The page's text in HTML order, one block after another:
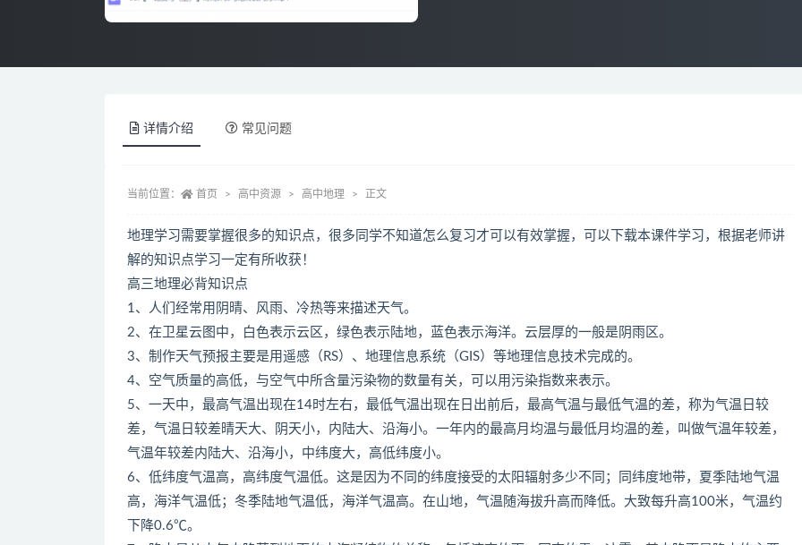
详情介绍 常见问题
当前位置： 首页 高中资源 高中地理 正文
地理学习需要掌握很多的知识点，很多同学不知道怎么复习才可以有效掌握，可以下载本课件学习，根据老师讲
解的知识点学习一定有所收获！
高三地理必背知识点
1、人们经常用阴晴、风雨、冷热等来描述天气。
2、在卫星云图中，白色表示云区，绿色表示陆地，蓝色表示海洋。云层厚的一般是阴雨区。
3、制作天气预报主要是用遥感（RS）、地理信息系统（GIS）等地理信息技术完成的。
4、空气质量的高低，与空气中所含量污染物的数量有关，可以用污染指数来表示。
5、一天中，最高气温出现在14时左右，最低气温出现在日出前后，最高气温与最低气温的差，称为气温日较
差，气温日较差晴天大、阴天小，内陆大、沿海小。一年内的最高月均温与最低月均温的差，叫做气温年较差，
气温年较差内陆大、沿海小，中纬度大，高低纬度小。
6、低纬度气温高，高纬度气温低。这是因为不同的纬度接受的太阳辐射多少不同；同纬度地带，夏季陆地气温
高，海洋气温低；冬季陆地气温低，海洋气温高。在山地，气温随海拔升高而降低。大致每升高100米，气温约
下降0.6℃。